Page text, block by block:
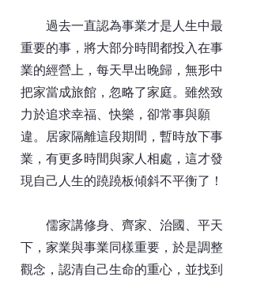
過去一直認為事業才是人生中最
重要的事，將大部分時間都投入在事
業的經營上，每天早出晚歸，無形中
把家當成旅館，忽略了家庭。雖然致
力於追求幸福、快樂，卻常事與願
違。居家隔離這段期間，暫時放下事
業，有更多時間與家人相處，這才發
現自己人生的蹺蹺板傾斜不平衡了！
儒家講修身、齊家、治國、平天
下，家業與事業同樣重要，於是調整
觀念，認清自己生命的重心，並找到